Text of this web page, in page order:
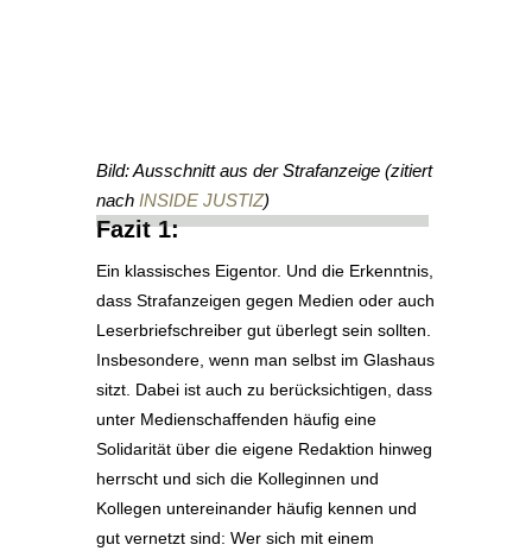
Bild: Ausschnitt aus der Strafanzeige (zitiert
nach INSIDE JUSTIZ)
Fazit 1:
Ein klassisches Eigentor. Und die Erkenntnis,
dass Strafanzeigen gegen Medien oder auch
Leserbriefschreiber gut überlegt sein sollten.
Insbesondere, wenn man selbst im Glashaus
sitzt. Dabei ist auch zu berücksichtigen, dass
unter Medienschaffenden häufig eine
Solidarität über die eigene Redaktion hinweg
herrscht und sich die Kolleginnen und
Kollegen untereinander häufig kennen und
gut vernetzt sind: Wer sich mit einem